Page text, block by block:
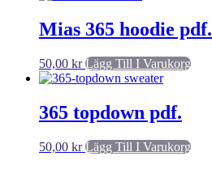
Mias 365 hoodie pdf.
50,00 kr Lägg Till I Varukorg
365 topdown pdf.
50,00 kr Lägg Till I Varukorg